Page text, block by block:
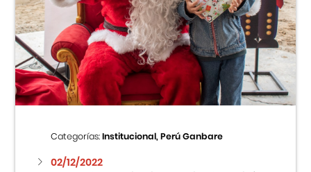
Categorías:Institucional, Perú Ganbare
02/12/2022